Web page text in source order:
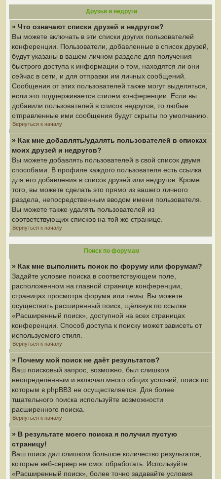
Друзья и недруги
» Что означают списки друзей и недругов?
Вы можете включать в эти списки других пользователей
конференции. Пользователи, добавленные в список друзей,
будут указаны в вашем личном разделе для получения
быстрого доступа к информации о том, находятся ли они
сейчас в сети, и для отправки им личных сообщений.
Сообщения от этих пользователей также могут выделяться,
если это поддерживается стилем конференции. Если вы
добавили пользователей в список недругов, то любые
отправленные ими сообщения будут скрыты по умолчанию.
Вернуться к началу
» Как мне добавлять/удалять пользователей в списках
моих друзей и недругов?
Вы можете добавлять пользователей в свой список двумя
способами. В профиле каждого пользователя есть ссылка
для его добавления в список друзей или недругов. Кроме
того, вы можете сделать это прямо из вашего личного
раздела, непосредственным вводом имени пользователя.
Вы можете также удалять пользователей из
соответствующих списков на той же странице.
Вернуться к началу
Поиск по форумам
» Как мне выполнить поиск по форуму или форумам?
Задайте условие поиска в соответствующем поле,
расположенном на главной странице конференции,
страницах просмотра форума или темы. Вы можете
осуществить расширенный поиск, щёлкнув по ссылке
«Расширенный поиск», доступной на всех страницах
конференции. Способ доступа к поиску может зависеть от
используемого стиля.
Вернуться к началу
» Почему мой поиск не даёт результатов?
Ваш поисковый запрос, возможно, был слишком
неопределённым и включал много общих условий, поиск по
которым в phpBB3 не осуществляется. Для более
тщательного поиска используйте возможности
расширенного поиска.
Вернуться к началу
» В результате моего поиска я получил пустую
страницу!
Ваш поиск дал слишком большое количество результатов,
которые веб-сервер не смог обработать. Используйте
«Расширенный поиск», более точно задавайте условия